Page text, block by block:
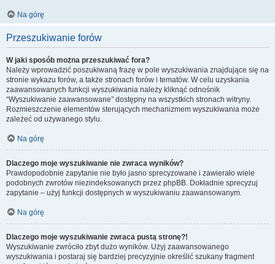
Na górę
Przeszukiwanie forów
W jaki sposób można przeszukiwać fora?
Należy wprowadzić poszukiwaną frazę w pole wyszukiwania znajdujące się na
stronie wykazu forów, a także stronach forów i tematów. W celu uzyskania
zaawansowanych funkcji wyszukiwania należy kliknąć odnośnik
“Wyszukiwanie zaawansowane” dostępny na wszystkich stronach witryny.
Rozmieszczenie elementów sterujących mechanizmem wyszukiwania może
zależeć od używanego stylu.
Na górę
Dlaczego moje wyszukiwanie nie zwraca wyników?
Prawdopodobnie zapytanie nie było jasno sprecyzowane i zawierało wiele
podobnych zwrotów niezindeksowanych przez phpBB. Dokładnie sprecyzuj
zapytanie – użyj funkcji dostępnych w wyszukiwaniu zaawansowanym.
Na górę
Dlaczego moje wyszukiwanie zwraca pustą stronę?!
Wyszukiwanie zwróciło zbyt dużo wyników. Użyj zaawansowanego
wyszukiwania i postaraj się bardziej precyzyjnie określić szukany fragment